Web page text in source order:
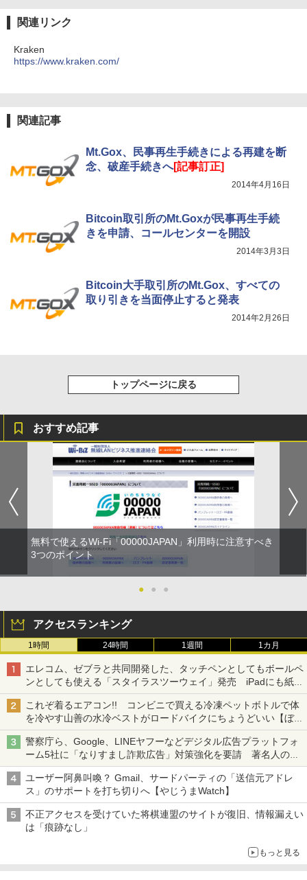
関連リンク
Kraken
https://www.kraken.com/
関連記事
Mt.Gox、民事再生手続きによる再建を断
念、破産手続きへ[記事訂正]
2014年4月16日
Bitcoin取引所のMt.Goxが民事再生手続
きを申請、コールセンターを開設
2014年3月3日
Bitcoin大手取引所のMt.Gox、すべての
取り引きを当面停止すると発表
2014年2月26日
トップページに戻る
おすすめ記事
無料で使えるWi-Fi「00000JAPAN」利用時に注意すべき
3つのポイント
● ● ●
アクセスランキング
1時間 24時間 1週間 1カ月
エレコム、ゼブラと共同開発した、タッチペンとしてもボールペ
ンとしても使える「スタイラスツーウェイ」発売 iPadにも紙に
も、持ち替えずに書き込める
これぞ着るエアコン!! コンビニで買える冷凍ペットボトルで体
を冷やす山善の水冷ベストがロードバイクにちょうどいい【ぼっ
ち・ざ・ろーど！その14】【空いた時間でなにしてる？】
警察庁ら、Google、LINEヤフーなどデジタル広告プラットフォ
ーム5社に「なりすまし詐欺広告」対策強化を要請 著名人の写
真や映像を使った投資詐欺などへの対策として
ユーザー阿鼻叫喚？ Gmail、サードパーティの「送信元アドレ
ス」のサポートを打ち切りへ【やじうまWatch】
不正アクセスを受けていた将棋連盟のサイトが復旧、情報漏えい
は「痕跡なし」
もっと見る